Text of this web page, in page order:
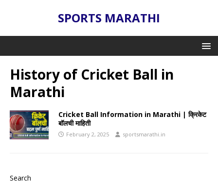
SPORTS MARATHI
History of Cricket Ball in
Marathi
Cricket Ball Information in Marathi | क्रिकेट
बॉलची माहिती
February 2, 2025 sportsmarathi.in
Search